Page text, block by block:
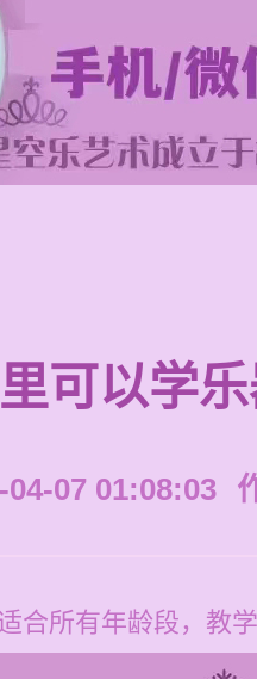
可以学
04-07 01:08:03
合所有年龄段，教